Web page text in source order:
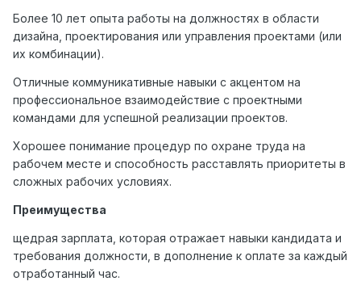
Более 10 лет опыта работы на должностях в области
дизайна, проектирования или управления проектами (или
их комбинации).
Отличные коммуникативные навыки с акцентом на
профессиональное взаимодействие с проектными
командами для успешной реализации проектов.
Хорошее понимание процедур по охране труда на
рабочем месте и способность расставлять приоритеты в
сложных рабочих условиях.
Преимущества
щедрая зарплата, которая отражает навыки кандидата и
требования должности, в дополнение к оплате за каждый
отработанный час.